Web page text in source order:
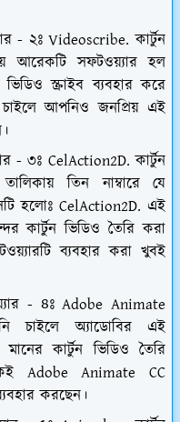
- ২ঃ Videoscribe. কার্টুন
আরেকটি সফটওয়্যার হল
স্ক্রাইব ব্যবহার করে
আপনিও জনপ্রিয় এই
- ৩ঃ CelAction2D. কার্টুন
তিন নাম্বারে যে
হলোঃ CelAction2D. এই
কার্টুন ভিডিও তৈরি করা
ব্যবহার করা খুবই
- ৪ঃ Adobe Animate
চাইলে অ্যাডোবির এই
কার্টুন ভিডিও তৈরি
Adobe Animate CC
করছেন।